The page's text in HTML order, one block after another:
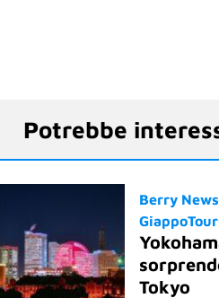
Potrebbe
Berry News
Tokyo